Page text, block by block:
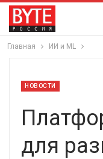
Главная ИИ и ML
НОВОСТИ
для